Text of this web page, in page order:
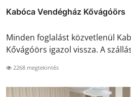
Kabóca Vendégház Kővágóörs
Minden foglalást közvetlenül
Kővágóörs igazol vissza. A
2268 megtekintés